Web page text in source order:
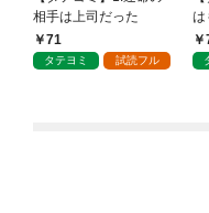
相手は上司だった
71
タテヨミ 試読フル
は